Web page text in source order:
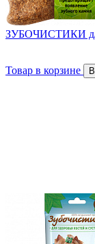
ЗУБОЧИСТИКИ д/с
Товар в корзине